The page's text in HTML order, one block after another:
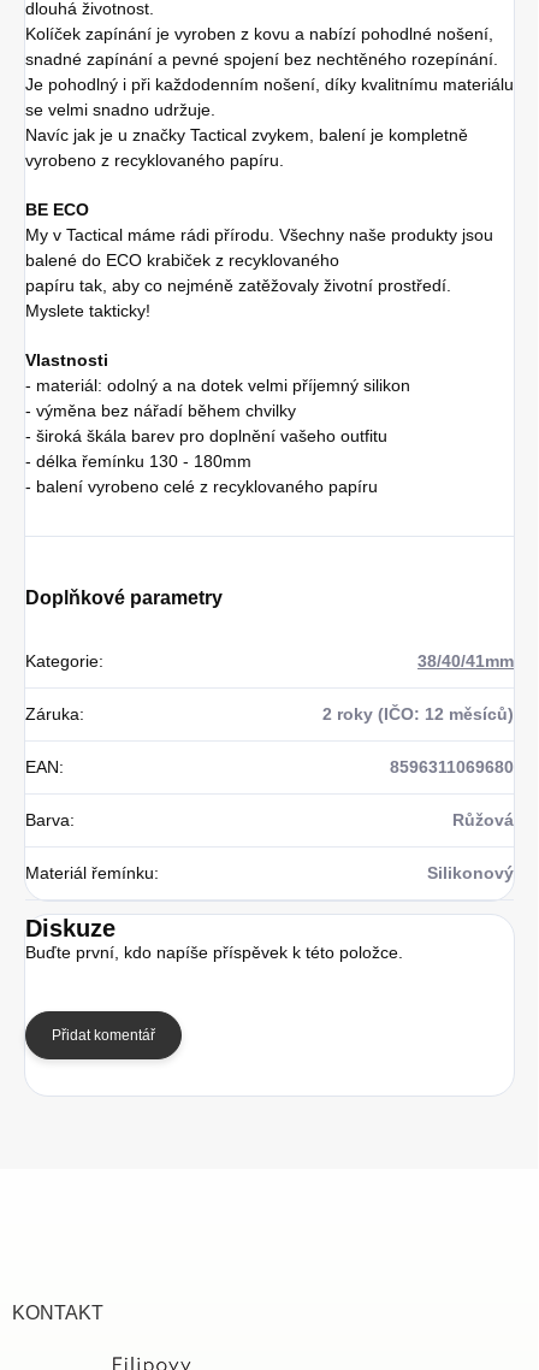
dlouhá životnost.
Kolíček zapínání je vyroben z kovu a nabízí pohodlné nošení,
snadné zapínání a pevné spojení bez nechtěného rozepínání.
Je pohodlný i při každodenním nošení, díky kvalitnímu materiálu
se velmi snadno udržuje.
Navíc jak je u značky Tactical zvykem, balení je kompletně
vyrobeno z recyklovaného papíru.
BE ECO
My v Tactical máme rádi přírodu. Všechny naše produkty jsou
balené do ECO krabiček z recyklovaného
papíru tak, aby co nejméně zatěžovaly životní prostředí.
Myslete takticky!
Vlastnosti
- materiál: odolný a na dotek velmi příjemný silikon
- výměna bez nářadí během chvilky
- široká škála barev pro doplnění vašeho outfitu
- délka řemínku 130 - 180mm
- balení vyrobeno celé z recyklovaného papíru
Doplňkové parametry
Kategorie: 38/40/41mm
Záruka: 2 roky (IČO: 12 měsíců)
EAN: 8596311069680
Barva: Růžová
Materiál řemínku: Silikonový
Diskuze
Buďte první, kdo napíše příspěvek k této položce.
Přidat komentář
KONTAKT